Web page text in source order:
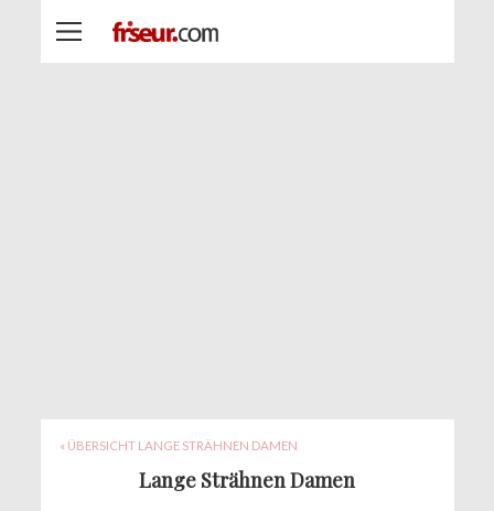
« ÜBERSICHT LANGE STRÄHNEN DAMEN
Lange Strähnen Damen